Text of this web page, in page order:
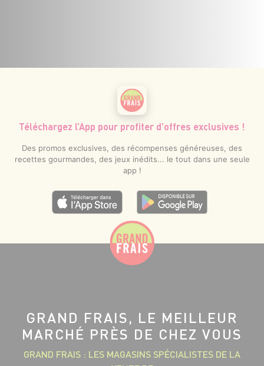
Téléchargez l’App pour profiter d’offres exclusives !
Des promos exclusives, des récompenses généreuses, des
recettes gourmandes, des jeux inédits... le tout dans une seule
app !
GRAND FRAIS, LE MEILLEUR
MARCHÉ PRÈS DE CHEZ VOUS
GRAND FRAIS : LES MAGASINS SPÉCIALISTES DE LA